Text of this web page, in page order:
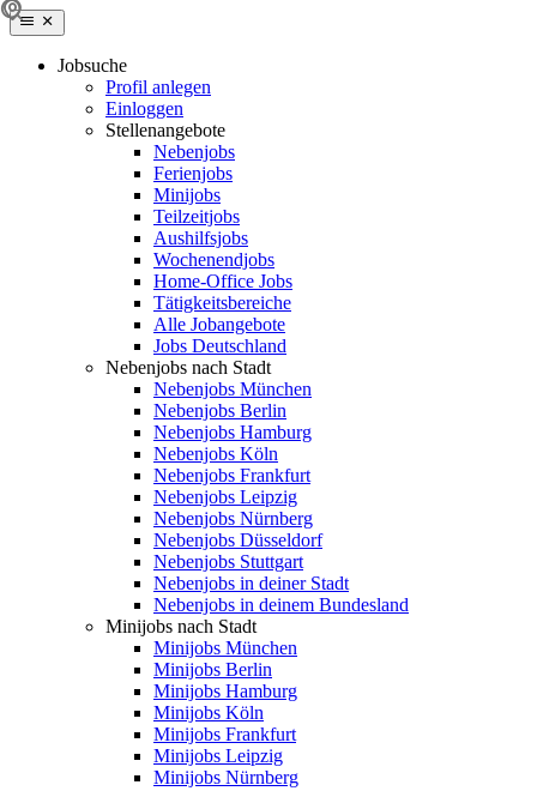
Jobsuche
Profil anlegen
Einloggen
Stellenangebote
Nebenjobs
Ferienjobs
Minijobs
Teilzeitjobs
Aushilfsjobs
Wochenendjobs
Home-Office Jobs
Tätigkeitsbereiche
Alle Jobangebote
Jobs Deutschland
Nebenjobs nach Stadt
Nebenjobs München
Nebenjobs Berlin
Nebenjobs Hamburg
Nebenjobs Köln
Nebenjobs Frankfurt
Nebenjobs Leipzig
Nebenjobs Nürnberg
Nebenjobs Düsseldorf
Nebenjobs Stuttgart
Nebenjobs in deiner Stadt
Nebenjobs in deinem Bundesland
Minijobs nach Stadt
Minijobs München
Minijobs Berlin
Minijobs Hamburg
Minijobs Köln
Minijobs Frankfurt
Minijobs Leipzig
Minijobs Nürnberg